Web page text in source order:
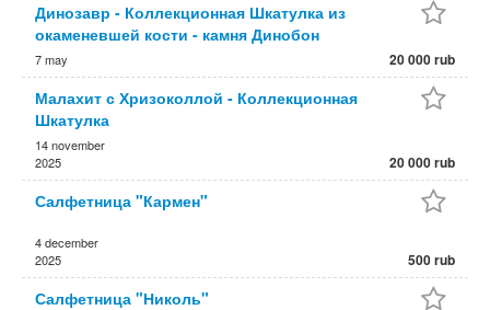
Динозавр - Коллекционная Шкатулка из
окаменевшей кости - камня Динобон
7 may 20 000 rub
Малахит с Хризоколлой - Коллекционная
Шкатулка
14 november
2025
20 000 rub
Салфетница "Кармен"
4 december
2025
500 rub
Салфетница "Николь"